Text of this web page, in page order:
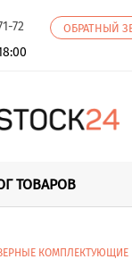
72 ОБРАТНЫЙ
ТОВАРОВ
КОМПЛЕКТУЮЩИЕ